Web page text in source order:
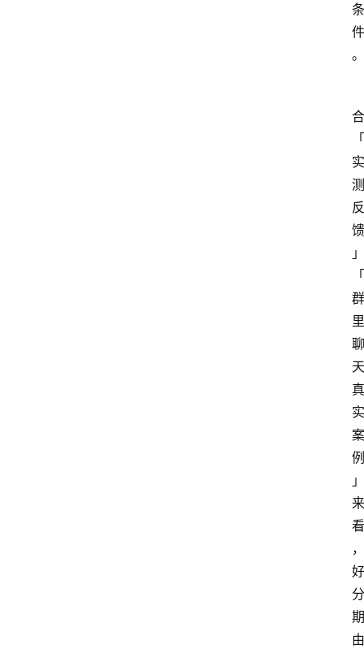
条
件
。
合
「
实
测
反
馈
」
「
群
里
聊
天
真
实
案
例
」
来
看
，
好
分
期
由